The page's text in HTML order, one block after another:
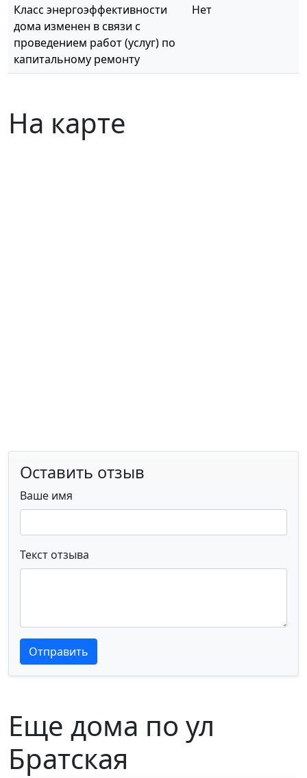
Класс энергоэффективности
дома изменен в связи с
проведением работ (услуг) по
капитальному ремонту
Нет
На карте
Оставить отзыв
Ваше имя
Текст отзыва
Текст отзыва
Текст отзыва
Отправить
Еще дома по ул
Братская